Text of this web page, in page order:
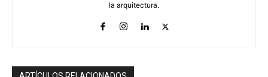
la arquitectura.